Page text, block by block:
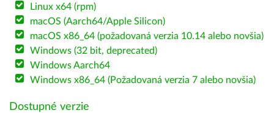
Linux x64 (rpm)
macOS (Aarch64/Apple Silicon)
macOS x86_64 (požadovaná verzia 10.14 alebo novšia)
Windows (32 bit, deprecated)
Windows Aarch64
Windows x86_64 (Požadovaná verzia 7 alebo novšia)
Dostupné verzie